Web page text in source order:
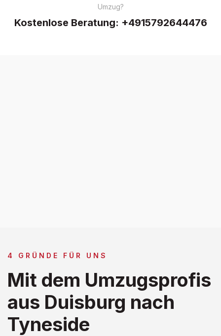
Umzug?
Kostenlose Beratung: +4915792644476
4 GRÜNDE FÜR UNS
Mit dem Umzugsprofis
aus Duisburg nach
Tyneside